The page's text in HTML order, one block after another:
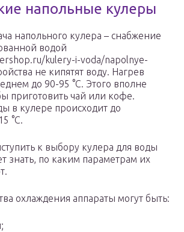
напольные кулеры
напольного кулера – снабжение
водой
kulery-i-voda/napolnye-
не кипятят воду. Нагрев
до 90-95 °C. Этого вполне
приготовить чай или кофе.
в кулере происходит до
°C.
к выбору кулера для воды
знать, по каким параметрам их
охлаждения аппараты могут быть: